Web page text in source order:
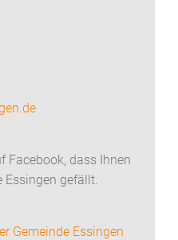
Facebook, dass Ihnen
Essingen gefällt.
Gemeinde Essingen